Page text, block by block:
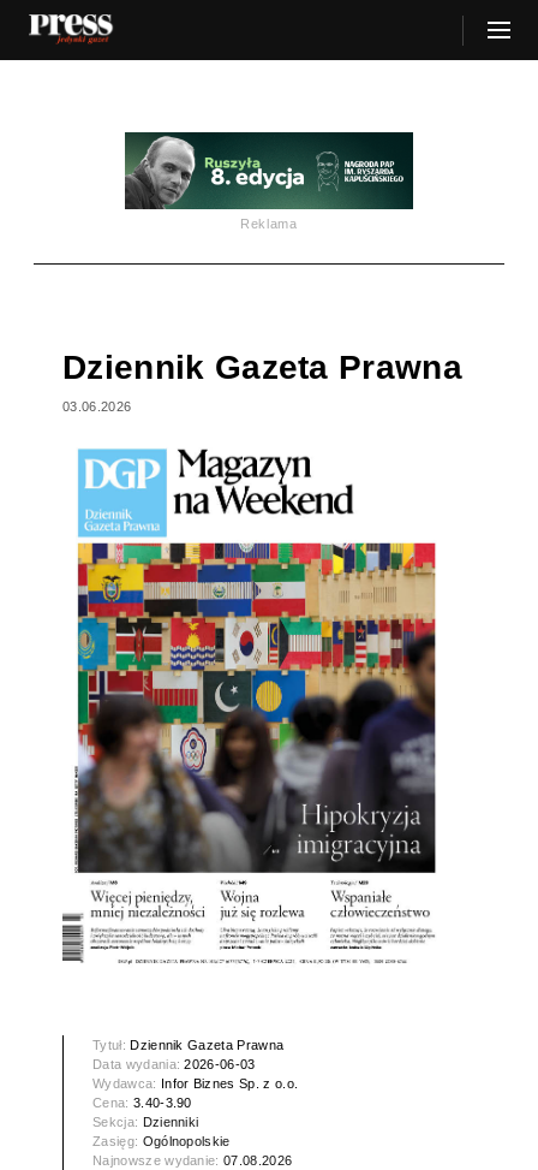
Reklama
Dziennik Gazeta Prawna
03.06.2026
Tytuł: Dziennik Gazeta Prawna
Data wydania:2026-06-03
Wydawca:
Infor Biznes Sp. z o.o.
Cena: 3.40-3.90
Sekcja: Dzienniki
Zasięg: Ogólnopolskie
Najnowsze wydanie:07.08.2026